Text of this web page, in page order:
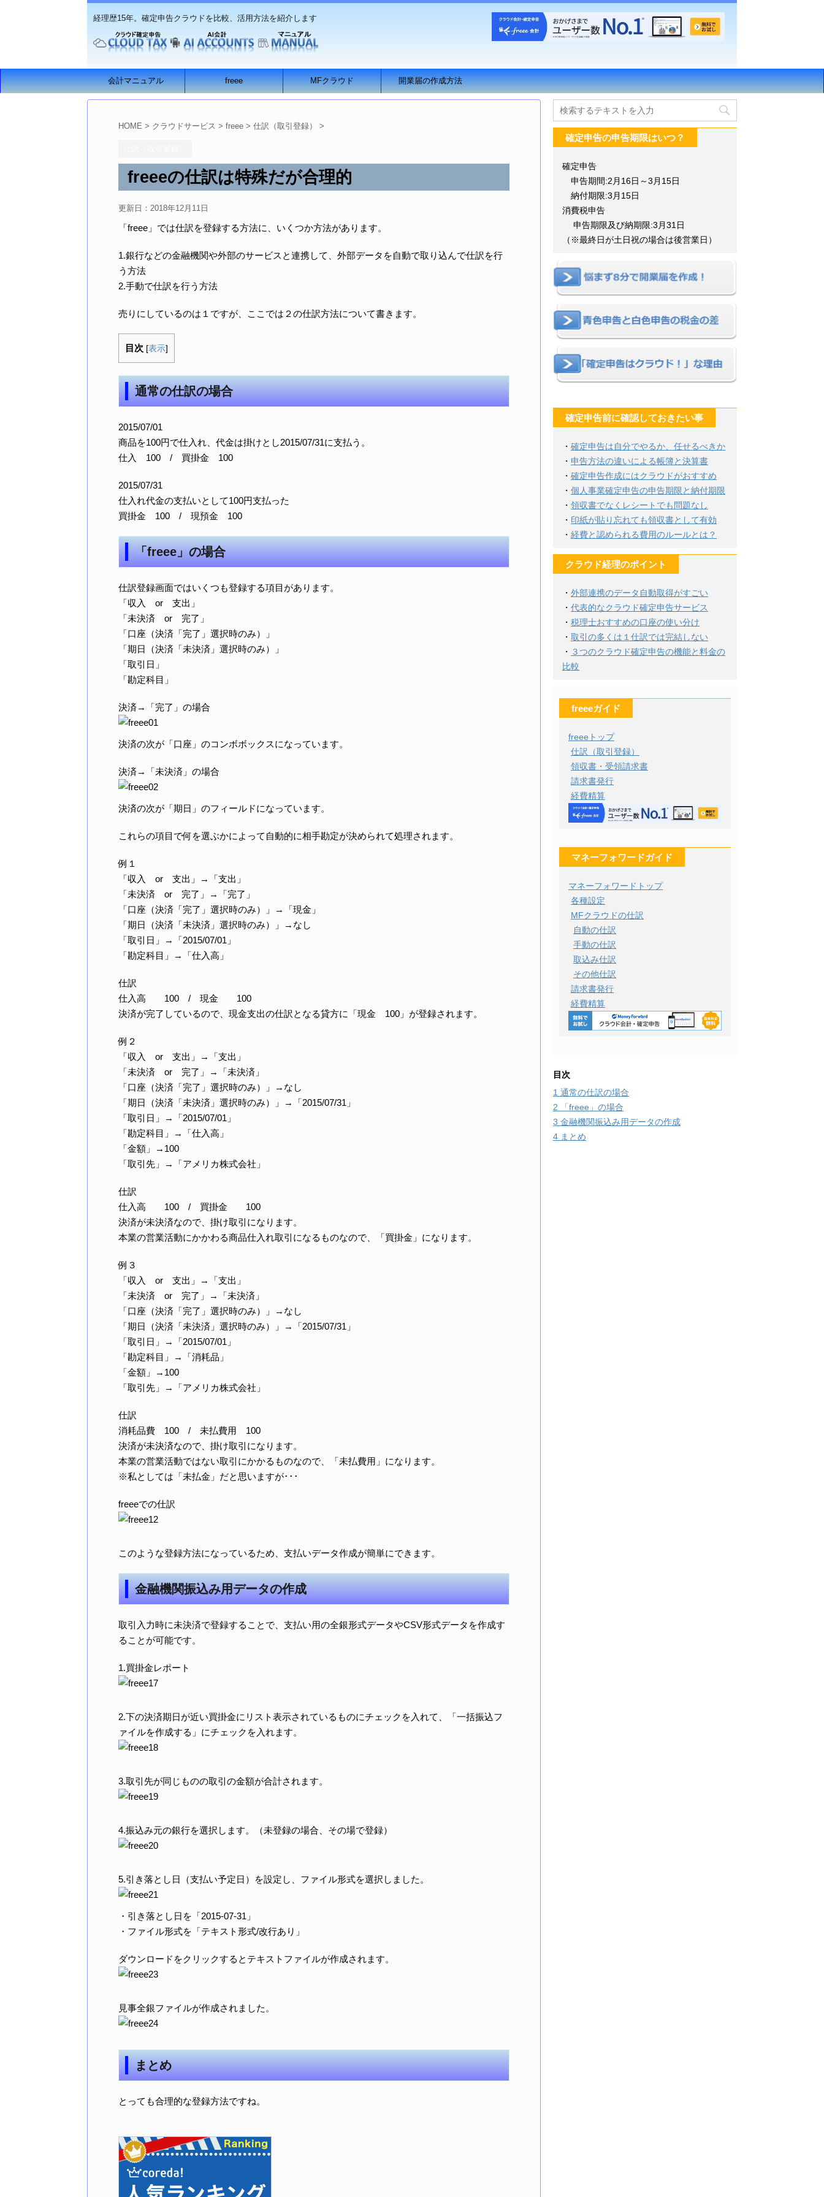
経理歴15年。確定申告クラウドを比較、活用方法を紹介します
会計マニュアル freee MFクラウド 開業届の作成方法
HOME > クラウドサービス > freee > 仕訳（取引登録） >
freeeの仕訳は特殊だが合理的
更新日： 2018年12月11日
「freee」では仕訳を登録する方法に、いくつか方法があります。
1.銀行などの金融機関や外部のサービスと連携して、外部データを自動で取り込んで仕訳を行
う方法
2.手動で仕訳を行う方法
売りにしているのは１ですが、ここでは２の仕訳方法について書きます。
目次 [表示]
通常の仕訳の場合
2015/07/01
商品を100円で仕入れ、代金は掛けとし2015/07/31に支払う。
仕入 100 / 買掛金 100
2015/07/31
仕入れ代金の支払いとして100円支払った
買掛金 100 / 現預金 100
「freee」の場合
仕訳登録画面ではいくつも登録する項目があります。
「収入 or 支出」
「未決済 or 完了」
「口座（決済「完了」選択時のみ）」
「期日（決済「未決済」選択時のみ）」
「取引日」
「勘定科目」
決済→「完了」の場合
決済の次が「口座」のコンボボックスになっています。
決済→「未決済」の場合
決済の次が「期日」のフィールドになっています。
これらの項目で何を選ぶかによって自動的に相手勘定が決められて処理されます。
例１
「収入 or 支出」→「支出」
「未決済 or 完了」→「完了」
「口座（決済「完了」選択時のみ）」→「現金」
「期日（決済「未決済」選択時のみ）」→なし
「取引日」→「2015/07/01」
「勘定科目」→「仕入高」
仕訳
仕入高 100 / 現金 100
決済が完了しているので、現金支出の仕訳となる貸方に「現金 100」が登録されます。
例２
「収入 or 支出」→「支出」
「未決済 or 完了」→「未決済」
「口座（決済「完了」選択時のみ）」→なし
「期日（決済「未決済」選択時のみ）」→「2015/07/31」
「取引日」→「2015/07/01」
「勘定科目」→「仕入高」
「金額」→100
「取引先」→「アメリカ株式会社」
仕訳
仕入高 100 / 買掛金 100
決済が未決済なので、掛け取引になります。
本業の営業活動にかかわる商品仕入れ取引になるものなので、「買掛金」になります。
例３
「収入 or 支出」→「支出」
「未決済 or 完了」→「未決済」
「口座（決済「完了」選択時のみ）」→なし
「期日（決済「未決済」選択時のみ）」→「2015/07/31」
「取引日」→「2015/07/01」
「勘定科目」→「消耗品」
「金額」→100
「取引先」→「アメリカ株式会社」
仕訳
消耗品費 100 / 未払費用 100
決済が未決済なので、掛け取引になります。
本業の営業活動ではない取引にかかるものなので、「未払費用」になります。
※私としては「未払金」だと思いますが･･･
freeeでの仕訳
このような登録方法になっているため、支払いデータ作成が簡単にできます。
金融機関振込み用データの作成
取引入力時に未決済で登録することで、支払い用の全銀形式データやCSV形式データを作成す
ることが可能です。
1.買掛金レポート
2.下の決済期日が近い買掛金にリスト表示されているものにチェックを入れて、「一括振込フ
ァイルを作成する」にチェックを入れます。
3.取引先が同じものの取引の金額が合計されます。
4.振込み元の銀行を選択します。（未登録の場合、その場で登録）
5.引き落とし日（支払い予定日）を設定し、ファイル形式を選択しました。
・引き落とし日を「2015-07-31」
・ファイル形式を「テキスト形式/改行あり」
ダウンロードをクリックするとテキストファイルが作成されます。
見事全銀ファイルが作成されました。
まとめ
とっても合理的な登録方法ですね。
確定申告の申告期限はいつ？
確定申告
申告期間:2月16日～3月15日
納付期限:3月15日
消費税申告
申告期限及び納期限:3月31日
（※最終日が土日祝の場合は後営業日）
確定申告前に確認しておきたい事
・ 確定申告は自分でやるか、任せるべきか
・ 申告方法の違いによる帳簿と決算書
・ 確定申告作成にはクラウドがおすすめ
・ 個人事業確定申告の申告期限と納付期限
・ 領収書でなくレシートでも問題なし
・ 印紙が貼り忘れても領収書として有効
・ 経費と認められる費用のルールとは？
クラウド経理のポイント
・ 外部連携のデータ自動取得がすごい
・ 代表的なクラウド確定申告サービス
・ 税理士おすすめの口座の使い分け
・ 取引の多くは１仕訳では完結しない
・ ３つのクラウド確定申告の機能と料金の
比較
freeeガイド
freeeトップ
仕訳（取引登録）
領収書・受領請求書
請求書発行
経費精算
マネーフォワードガイド
マネーフォワードトップ
各種設定
MFクラウドの仕訳
自動の仕訳
手動の仕訳
取込み仕訳
その他仕訳
請求書発行
経費精算
目次
1 通常の仕訳の場合
2 「freee」の場合
3 金融機関振込み用データの作成
4 まとめ